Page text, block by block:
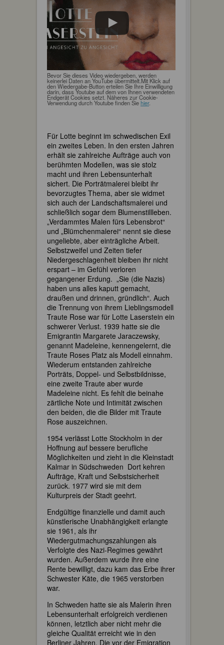
Bevor Sie dieses Video wiedergeben, werden
keinerlei Daten an YouTube übermittelt.Mit Klick auf
den Wiedergabe-Button erteilen Sie Ihre Einwilligung
darin, dass Youtube auf dem von Ihnen verwendeten
Endgerät Cookies setzt. Näheres zur Cookie-
Verwendung durch Youtube finden Siehier.
Für Lotte beginnt im schwedischen Exil
ein zweites Leben. In den ersten Jahren
erhält sie zahlreiche Aufträge auch von
berühmten Modellen, was sie stolz
macht und ihren Lebensunterhalt
sichert. Die Porträtmalerei bleibt ihr
bevorzugtes Thema, aber sie widmet
sich auch der Landschaftsmalerei und
schließlich sogar dem Blumenstillleben.
„Verdammtes Malen fürs Lebensbrot“
und „Blümchenmalerei“ nennt sie diese
ungeliebte, aber einträgliche Arbeit.
Selbstzweifel und Zeiten tiefer
Niedergeschlagenheit bleiben ihr nicht
erspart – im Gefühl verloren
gegangener Erdung. „Sie (die Nazis)
haben uns alles kaputt gemacht,
draußen und drinnen, gründlich“. Auch
die Trennung von ihrem Lieblingsmodell
Traute Rose war für Lotte Laserstein ein
schwerer Verlust. 1939 hatte sie die
Emigrantin Margarete Jaraczewsky,
genannt Madeleine, kennengelernt, die
Traute Roses Platz als Modell einnahm.
Wiederum entstanden zahlreiche
Porträts, Doppel- und Selbstbildnisse,
eine zweite Traute aber wurde
Madeleine nicht. Es fehlt die beinahe
zärtliche Note und Intimität zwischen
den beiden, die die Bilder mit Traute
Rose auszeichnen.
1954 verlässt Lotte Stockholm in der
Hoffnung auf bessere berufliche
Möglichkeiten und zieht in die Kleinstadt
Kalmar in Südschweden Dort kehren
Aufträge, Kraft und Selbstsicherheit
zurück. 1977 wird sie mit dem
Kulturpreis der Stadt geehrt.
Endgültige finanzielle und damit auch
künstlerische Unabhängigkeit erlangte
sie 1961, als ihr
Wiedergutmachungszahlungen als
Verfolgte des Nazi-Regimes gewährt
wurden. Außerdem wurde ihre eine
Rente bewilligt, dazu kam das Erbe ihrer
Schwester Käte, die 1965 verstorben
war.
In Schweden hatte sie als Malerin ihren
Lebensunterhalt erfolgreich verdienen
können, letztlich aber nicht mehr die
gleiche Qualität erreicht wie in den
Berliner Jahren. Die vor der Emigration